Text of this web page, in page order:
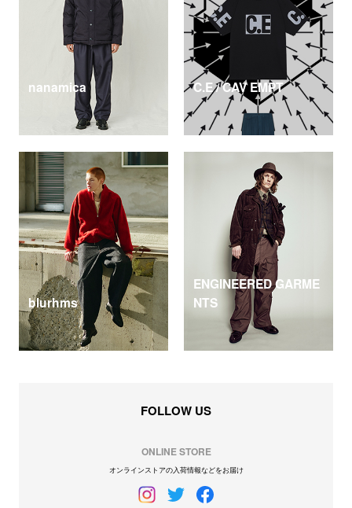
nanamica C.E / CAV EMPT
blurhms
ENGINEERED GARME
NTS
FOLLOW US
ONLINE STORE
オンラインストアの入荷情報などをお届け